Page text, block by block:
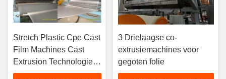
Stretch Plastic Cpe Cast
Film Machines Cast
Extrusion Technologie
140 kW
3 Drielaagse co-
extrusiemachines voor
gegoten folie